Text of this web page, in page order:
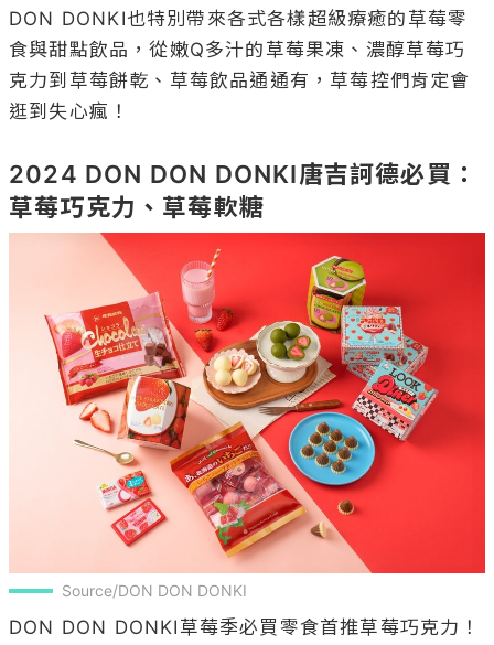
DON DONKI也特別帶來各式各樣超級療癒的草莓零
食與甜點飲品，從嫩Q多汁的草莓果凍、濃醇草莓巧
克力到草莓餅乾、草莓飲品通通有，草莓控們肯定會
逛到失心瘋！
2024 DON DON DONKI唐吉訶德必買：
草莓巧克力、草莓軟糖
Source/DON DON DONKI
DON DON DONKI草莓季必買零食首推草莓巧克力！